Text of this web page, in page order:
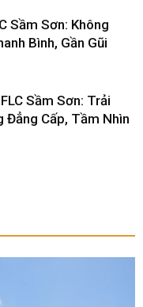
Sầm Sơn: Không
Bình, Gần Gũi
Sầm Sơn: Trải
Đẳng Cấp, Tầm Nhìn